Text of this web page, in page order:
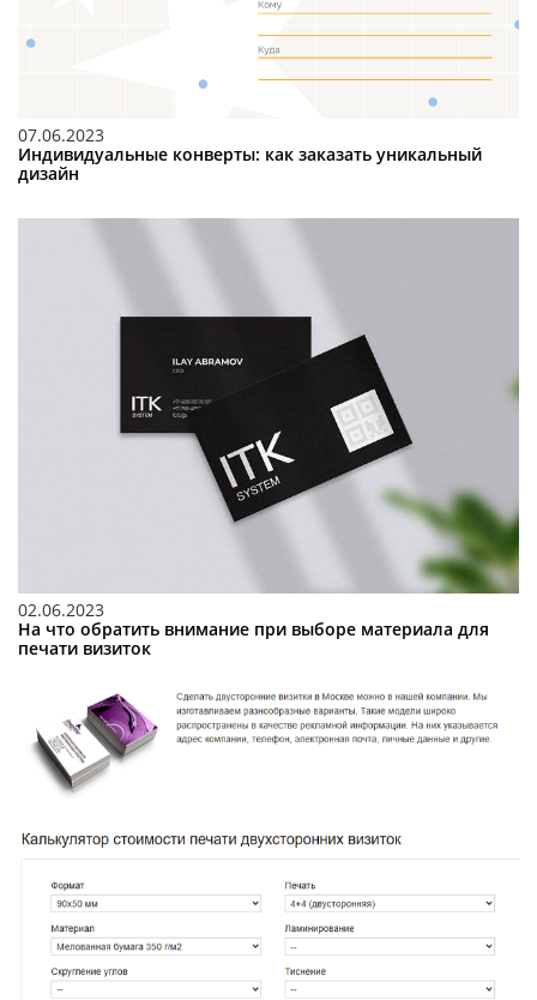
07.06.2023
Индивидуальные конверты: как заказать уникальный
дизайн
02.06.2023
На что обратить внимание при выборе материала для
печати визиток